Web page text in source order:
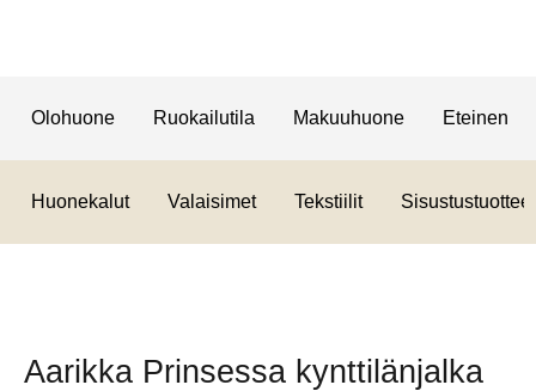
Olohuone Ruokailutila Makuuhuone Eteinen
Huonekalut Valaisimet Tekstiilit Sisustustuotteet
Aarikka Prinsessa kynttilänjalka